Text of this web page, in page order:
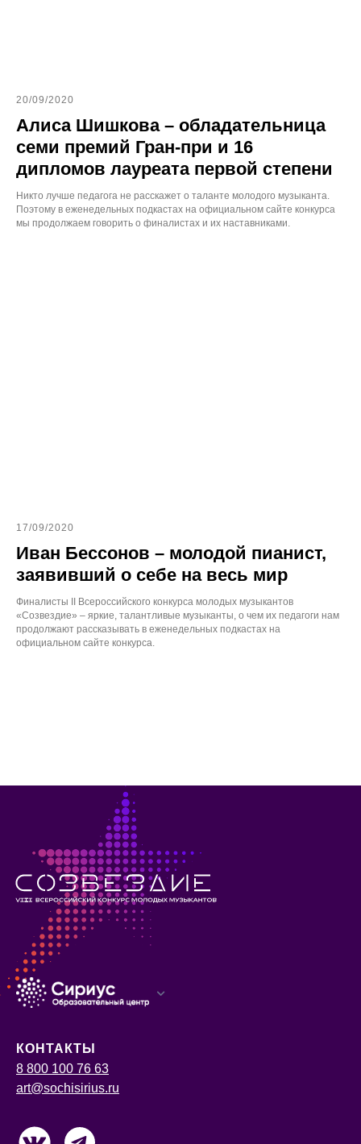
20/09/2020
Алиса Шишкова – обладательница
семи премий Гран-при и 16
дипломов лауреата первой степени
Никто лучше педагога не расскажет о таланте молодого музыканта.
Поэтому в еженедельных подкастах на официальном сайте конкурса
мы продолжаем говорить о финалистах и их наставниками.
17/09/2020
Иван Бессонов – молодой пианист,
заявивший о себе на весь мир
Финалисты II Всероссийского конкурса молодых музыкантов
«Созвездие» – яркие, талантливые музыканты, о чем их педагоги нам
продолжают рассказывать в еженедельных подкастах на
официальном сайте конкурса.
8 800 100 76 63
art@sochisirius.ru
КОНТАКТЫ